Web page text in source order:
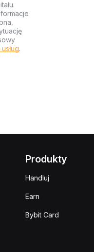
.
Produkty
Handluj
Earn
Bybit Card